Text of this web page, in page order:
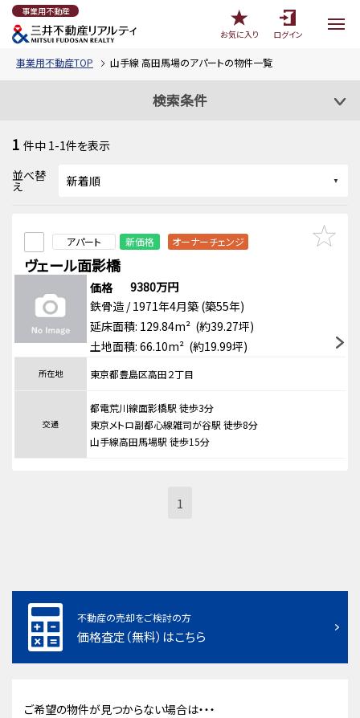
事業用不動産
お気に入り
ログイン
事業用不動産TOP 山手線 高田馬場のアパートの物件一覧
検索条件
1 件中 1-1件を表示
並べ替
え
アパート 新価格 オーナーチェンジ
ヴェール面影橋
価格
9380万円
鉄骨造 / 1971年4月築 (築55年)
延床面積: 129.84m² (約39.27坪)
土地面積: 66.10m² (約19.99坪)
所在地 東京都豊島区高田２丁目
交通
都電荒川線面影橋駅 徒歩3分
東京メトロ副都心線雑司が谷駅 徒歩8分
山手線高田馬場駅 徒歩15分
1
不動産の売却をご検討の方
価格査定（無料）はこちら
ご希望の物件が見つからない場合は・・・